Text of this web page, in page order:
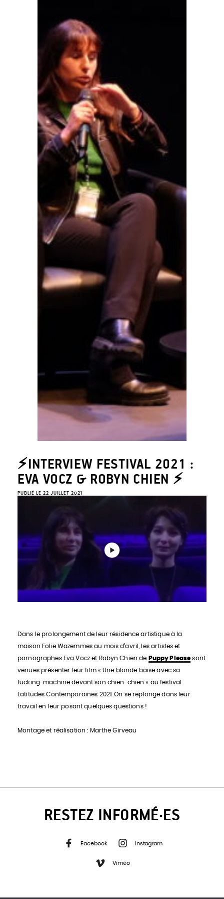
⚡INTERVIEW FESTIVAL 2021 :
EVA VOCZ & ROBYN CHIEN ⚡
PUBLIÉ LE 22 JUILLET 2021
Dans le prolongement de leur résidence artistique à la
maison Folie Wazemmes au mois d’avril, les artistes et
pornographes Eva Vocz et Robyn Chien de Puppy Please sont
venues présenter leur film « Une blonde baise avec sa
fucking-machine devant son chien-chien » au festival
Latitudes Contemporaines 2021. On se replonge dans leur
travail en leur posant quelques questions !
Montage et réalisation : Marthe Girveau
RESTEZ INFORMÉ·ES
Facebook Instagram
Viméo